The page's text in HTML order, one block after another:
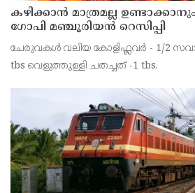
കഴിക്കാൻ മാത്രമല്ല
ഗോപി മഞ്ചൂരിയൻ റെസിപ്പി
ചേരുവകൾ വലിയ കോളിഫ്ലവർ - 1/2
tbs വെളുത്തുള്ളി ചതച്ചത് -1 tbs.